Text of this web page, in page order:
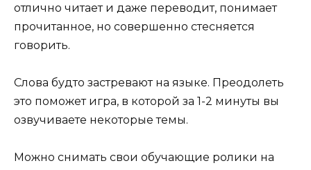
отлично читает и даже переводит, понимает
прочитанное, но совершенно стесняется
говорить.
Слова будто застревают на языке. Преодолеть
это поможет игра, в которой за 1-2 минуты вы
озвучиваете некоторые темы.
Можно снимать свои обучающие ролики на